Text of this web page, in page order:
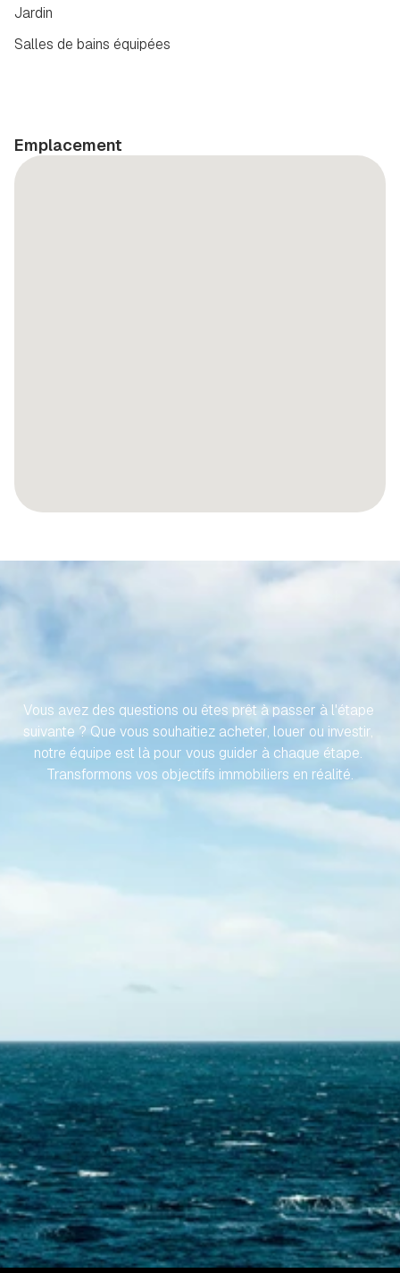
Salles de bains équipées
Jardin
Emplacement
EFFORT
Vous avez des questions ou êtes prêt à passer à l'étape
suivante ? Que vous souhaitiez acheter, louer ou investir,
notre équipe est là pour vous guider à chaque étape.
Transformons vos objectifs immobiliers en réalité.